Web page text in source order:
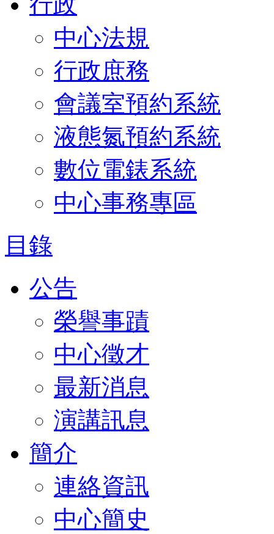
中心法規
行政庶務
會議室預約系統
液態氮預約系統
數位電錶系統
中心事務專區
目錄
公告
榮譽事蹟
中心徵才
最新消息
演講訊息
簡介
連絡資訊
中心簡史